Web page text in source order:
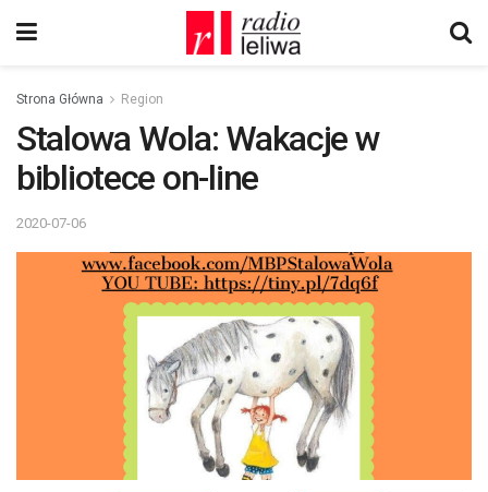
Strona Główna Region
Stalowa Wola: Wakacje w
bibliotece on-line
2020-07-06